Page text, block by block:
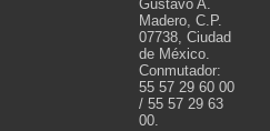
Gustavo A.
Madero, C.P.
07738, Ciudad
de México.
Conmutador:
55 57 29 60 00
/ 55 57 29 63
00.